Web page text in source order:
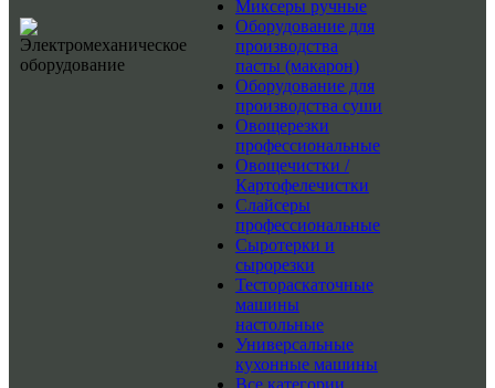
Миксеры ручные
Оборудование для
производства
пасты (макарон)
Оборудование для
производства суши
Овощерезки
профессиональные
Овощечистки /
Картофелечистки
Слайсеры
профессиональные
Сыротерки и
сырорезки
Тестораскаточные
машины
настольные
Универсальные
кухонные машины
Все категории